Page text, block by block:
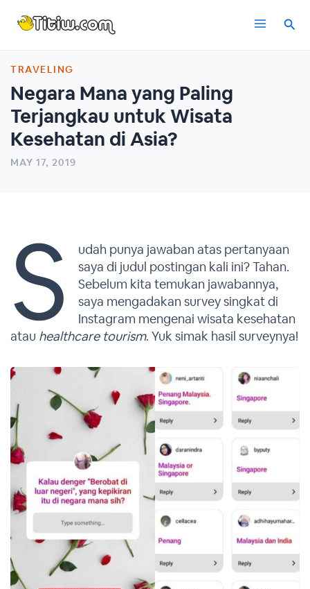
Main
TRAVELING
Negara Mana yang Paling
Terjangkau untuk Wisata
Kesehatan di Asia?
MAY 17, 2019
S
udah punya jawaban atas pertanyaan
saya di judul postingan kali ini? Tahan.
Sebelum kita temukan jawabannya,
saya mengadakan survey singkat di
Instagram mengenai wisata kesehatan
atau healthcare tourism. Yuk simak hasil surveynya!